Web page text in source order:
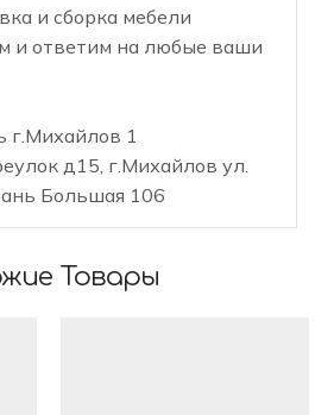
и сборка мебели
и ответим на любые ваши
г.Михайлов 1
д15, г.Михайлов ул.
Большая 106
Товары